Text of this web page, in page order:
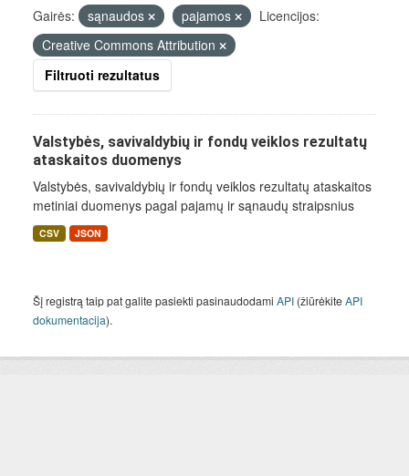
Gairės: sąnaudos pajamos
Licencijos:
Creative Commons Attribution
Filtruoti rezultatus
Valstybės, savivaldybių ir fondų veiklos rezultatų
ataskaitos duomenys
Valstybės, savivaldybių ir fondų veiklos rezultatų ataskaitos
metiniai duomenys pagal pajamų ir sąnaudų straipsnius
CSV JSON
Šį registrą taip pat galite pasiekti pasinaudodami API (žiūrėkiteAPI
dokumentacija).